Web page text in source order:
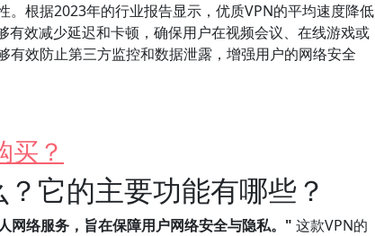
根据2023年的行业报告显示，优质VPN的平均速度降低
效减少延迟和卡顿，确保用户在视频会议、在线游戏或
效防止第三方监控和数据泄露，增强用户的网络安全
买？
它的主要功能有哪些？
网络服务，旨在保障用户网络安全与隐私。" 这款VPN的